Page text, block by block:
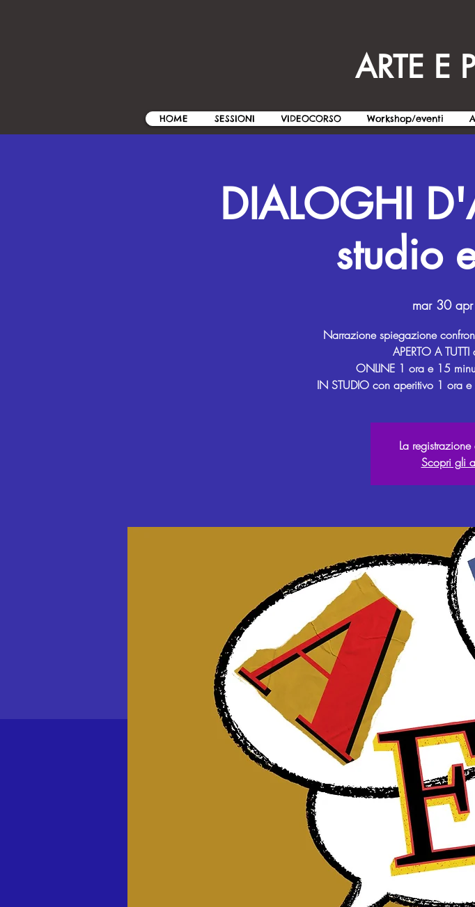
ARTE E
HOME SESSIONI VIDEOCORSO Workshop/eventi
DIALOGHI
studio
mar 30 apr
Narrazione spiegazione
APERTO A
ONLINE 1 ora e 15
La
Scopri gli